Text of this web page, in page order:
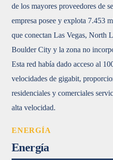
de los mayores proveedores de
empresa posee y explota 7.453
que conectan Las Vegas, North
Boulder City y la zona no
Esta red había dado acceso al
velocidades de gigabit,
residenciales y comerciales
alta velocidad.
ENERGÍA
Energía